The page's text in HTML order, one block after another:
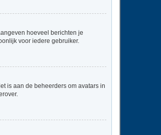
hoeveel berichten je
voor iedere gebruiker.
is aan de beheerders om avatars in